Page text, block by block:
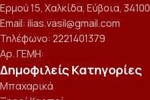
Ερμού 15, Χαλκίδα, Εύβοια, 34100
Email: ilias.vasil@gmail.com
Τηλέφωνο: 2221401379
Αρ. ΓΕΜΗ:
Δημοφιλείς Κατηγορίες
Μπαχαρικά